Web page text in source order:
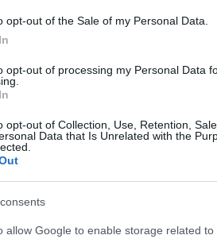
opt-out of the Sale of my Personal Data.
opt-out of processing my Personal Data
opt-out of Collection, Use, Retention,
Data that Is Unrelated with the
allow Google to enable storage related
az extrém zenék világában. A
a július második hetét,
aprítani!